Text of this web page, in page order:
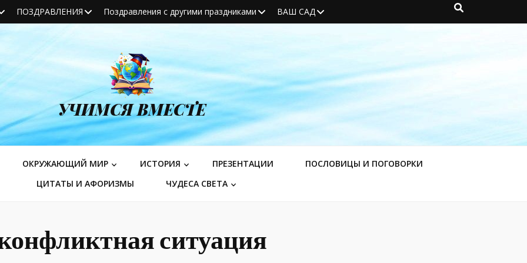
ПОЗДРАВЛЕНИЯ Поздравления с другими праздниками ВАШ САД
УЧИМСЯ ВМЕСТЕ
ОКРУЖАЮЩИЙ МИР ИСТОРИЯ ПРЕЗЕНТАЦИИ
ПОСЛОВИЦЫ И ПОГОВОРКИ
ЦИТАТЫ И АФОРИЗМЫ
ЧУДЕСА СВЕТА
ситуация